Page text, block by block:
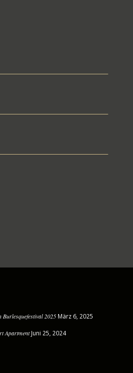
2025 März 6, 2025
Apartment Juni 25, 2024